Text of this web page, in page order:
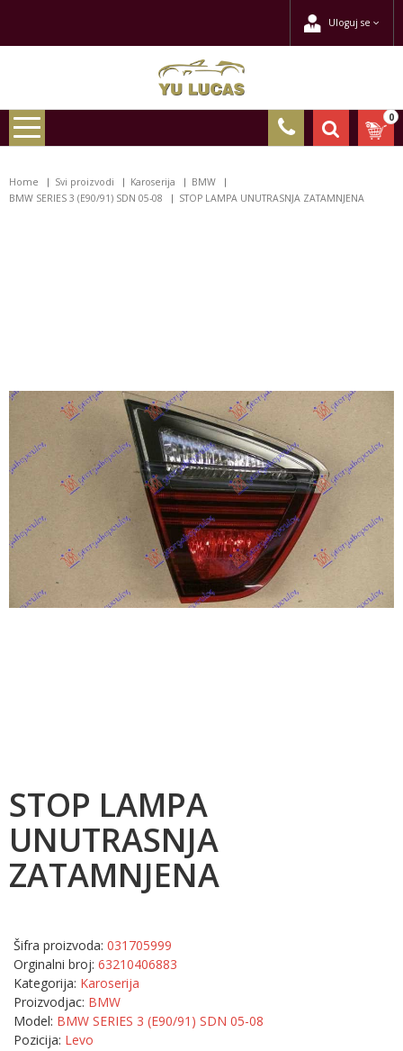
Uloguj se
0
Home Svi proizvodi Karoserija
BMW
BMW SERIES 3 (E90/91) SDN 05-08
STOP LAMPA UNUTRASNJA ZATAMNJENA
STOP LAMPA
UNUTRASNJA
ZATAMNJENA
Šifra proizvoda: 031705999
Orginalni broj: 63210406883
Kategorija: Karoserija
Proizvodjac: BMW
Model: BMW SERIES 3 (E90/91) SDN 05-08
Pozicija: Levo